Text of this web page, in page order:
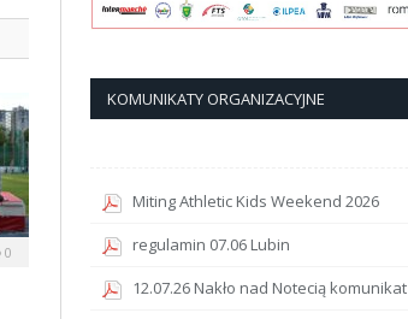
0
KOMUNIKATY ORGANIZACYJNE
Miting Athletic Kids Weekend 2026
regulamin 07.06 Lubin
12.07.26 Nakło nad Notecią komunikat